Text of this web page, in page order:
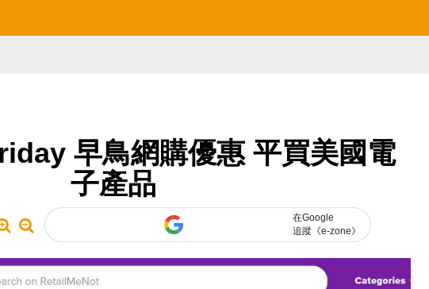
早鳥網購優惠 平買美國電
子產品
在Google
追蹤《e-zone》